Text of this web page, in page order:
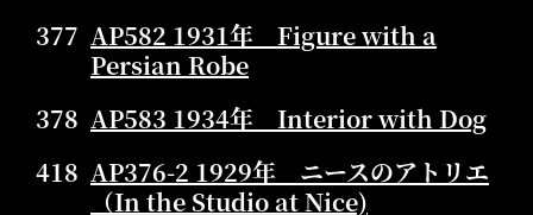
377 AP582 1931年 Figure with a
Persian Robe
378 AP583 1934年 Interior with Dog
418 AP376-2 1929年 ニースのアトリエ
（In the Studio at Nice)